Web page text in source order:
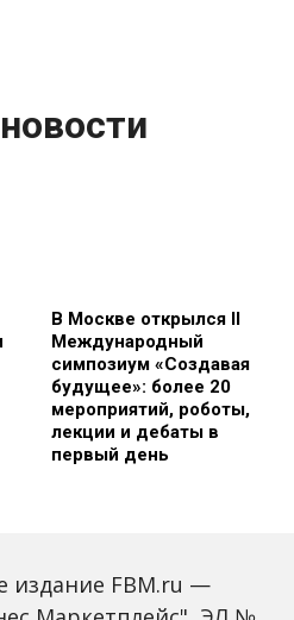
В Москве открылся II
Международный
симпозиум «Создавая
будущее»: более 20
мероприятий, роботы,
лекции и дебаты в
первый день
издание FBM.ru —